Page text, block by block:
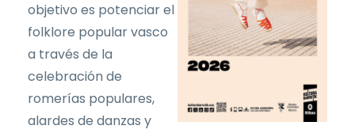
objetivo es potenciar el
folklore popular vasco
a través de la
celebración de
romerías populares,
alardes de danzas y